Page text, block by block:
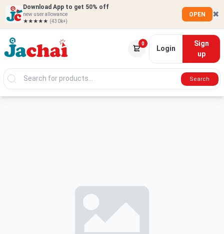
Download App to get 50% off
new user allowance
★★★★★ (430k+)
OPEN ✖
0
Login
Sign
up
Search